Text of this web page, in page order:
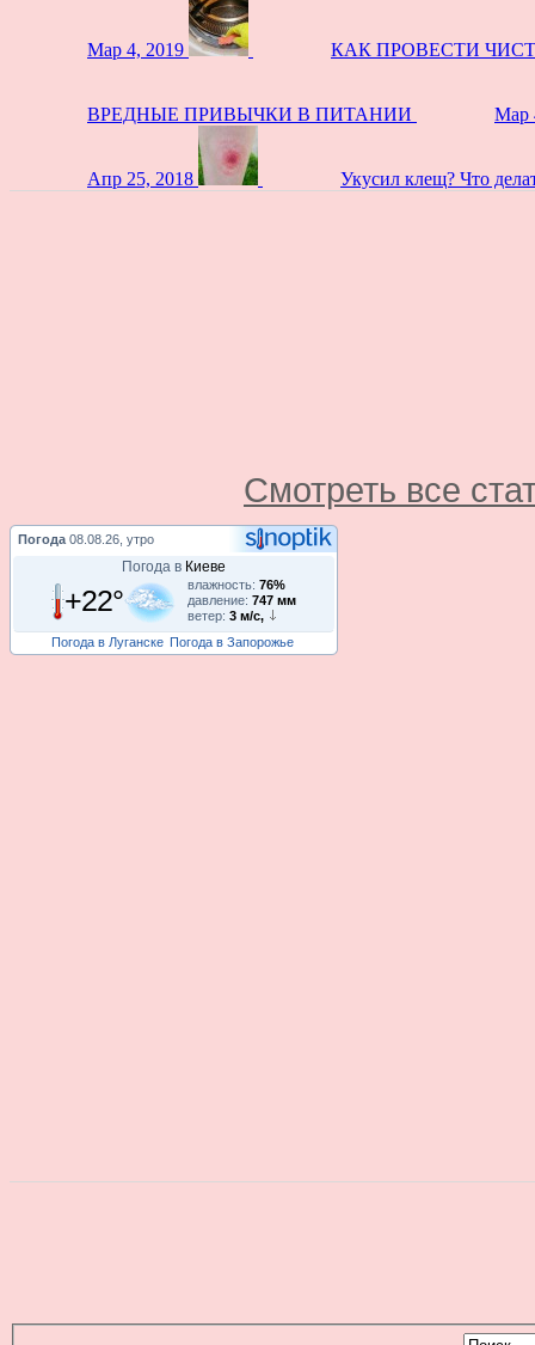
Мар 4, 2019 КАК ПРОВЕСТИ
ВРЕДНЫЕ ПРИВЫЧКИ В ПИТАНИИ Мар
Апр 25, 2018 Укусил клещ? Что
Смотреть все
Погода 08.08.26, утро
Погода в Киеве
+22° влажность: 76%
давление: 747 мм
ветер: 3 м/с,
Погода в Луганске Погода в Запорожье